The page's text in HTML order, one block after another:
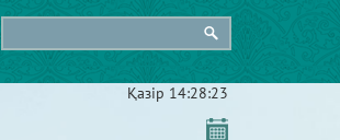
Қазір 14:28:23